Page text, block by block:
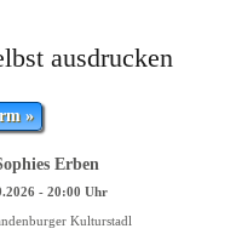
ausdrucken
»
Erben
- 20:00 Uhr
Kulturstadl